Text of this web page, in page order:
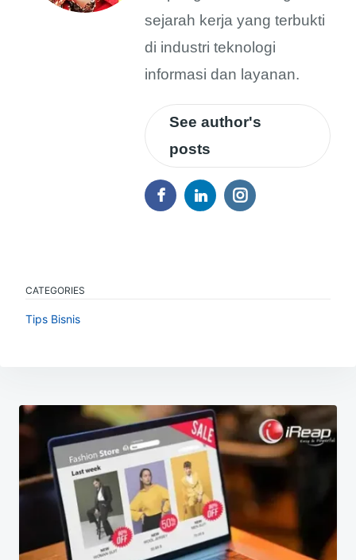
sejarah kerja yang terbukti
di industri teknologi
informasi dan layanan.
See author's
posts
CATEGORIES
Tips Bisnis
pos